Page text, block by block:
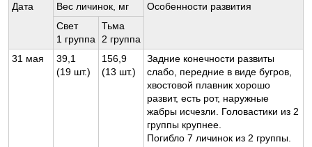
Дата Вес личинок, мг
Особенности развития
Свет
1 группа
Тьма
2 группа
31 мая
39,1
(19 шт.)
156,9
(13 шт.)
Задние конечности развиты
слабо, передние в виде бугров,
хвостовой плавник хорошо
развит, есть рот, наружные
жабры исчезли. Головастики из 2
группы крупнее.
Погибло 7 личинок из 2 группы.